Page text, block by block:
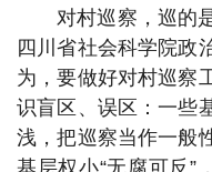
对村巡察，巡的
四川省社会科学院政
为，要做好对村巡察
识盲区、误区：一些
浅，把巡察当作一般
基层权小“无腐可反”